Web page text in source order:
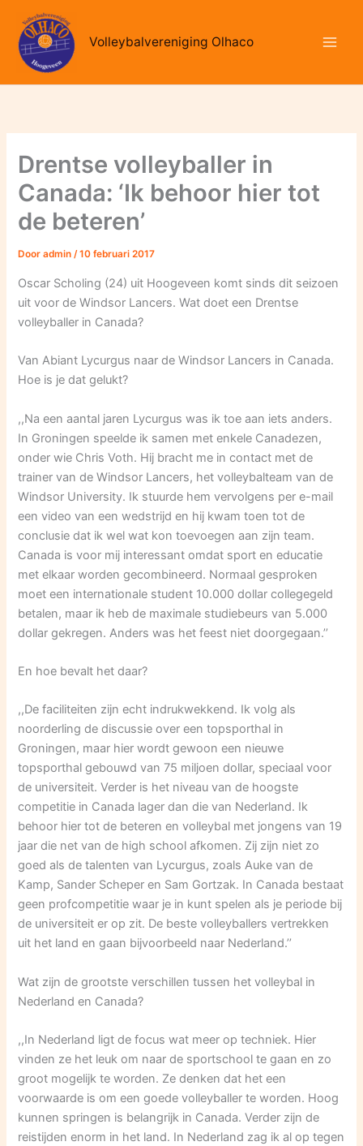
naar
inhoud
Volleybalvereniging Olhaco
Drentse volleyballer in
Canada: ‘Ik behoor hier tot
de beteren’
Dooradmin/10 februari 2017
Oscar Scholing (24) uit Hoogeveen komt sinds dit seizoen
uit voor de Windsor Lancers. Wat doet een Drentse
volleyballer in Canada?
Van Abiant Lycurgus naar de Windsor Lancers in Canada.
Hoe is je dat gelukt?
,,Na een aantal jaren Lycurgus was ik toe aan iets anders.
In Groningen speelde ik samen met enkele Canadezen,
onder wie Chris Voth. Hij bracht me in contact met de
trainer van de Windsor Lancers, het volleybalteam van de
Windsor University. Ik stuurde hem vervolgens per e-mail
een video van een wedstrijd en hij kwam toen tot de
conclusie dat ik wel wat kon toevoegen aan zijn team.
Canada is voor mij interessant omdat sport en educatie
met elkaar worden gecombineerd. Normaal gesproken
moet een internationale student 10.000 dollar collegegeld
betalen, maar ik heb de maximale studiebeurs van 5.000
dollar gekregen. Anders was het feest niet doorgegaan.’’
En hoe bevalt het daar?
,,De faciliteiten zijn echt indrukwekkend. Ik volg als
noorderling de discussie over een topsporthal in
Groningen, maar hier wordt gewoon een nieuwe
topsporthal gebouwd van 75 miljoen dollar, speciaal voor
de universiteit. Verder is het niveau van de hoogste
competitie in Canada lager dan die van Nederland. Ik
behoor hier tot de beteren en volleybal met jongens van 19
jaar die net van de high school afkomen. Zij zijn niet zo
goed als de talenten van Lycurgus, zoals Auke van de
Kamp, Sander Scheper en Sam Gortzak. In Canada bestaat
geen profcompetitie waar je in kunt spelen als je periode bij
de universiteit er op zit. De beste volleyballers vertrekken
uit het land en gaan bijvoorbeeld naar Nederland.’’
Wat zijn de grootste verschillen tussen het volleybal in
Nederland en Canada?
,,In Nederland ligt de focus wat meer op techniek. Hier
vinden ze het leuk om naar de sportschool te gaan en zo
groot mogelijk te worden. Ze denken dat het een
voorwaarde is om een goede volleyballer te worden. Hoog
kunnen springen is belangrijk in Canada. Verder zijn de
reistijden enorm in het land. In Nederland zag ik al op tegen